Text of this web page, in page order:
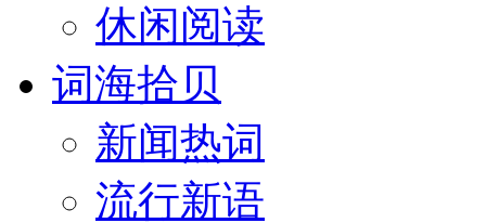
休闲阅读
词海拾贝
新闻热词
流行新语